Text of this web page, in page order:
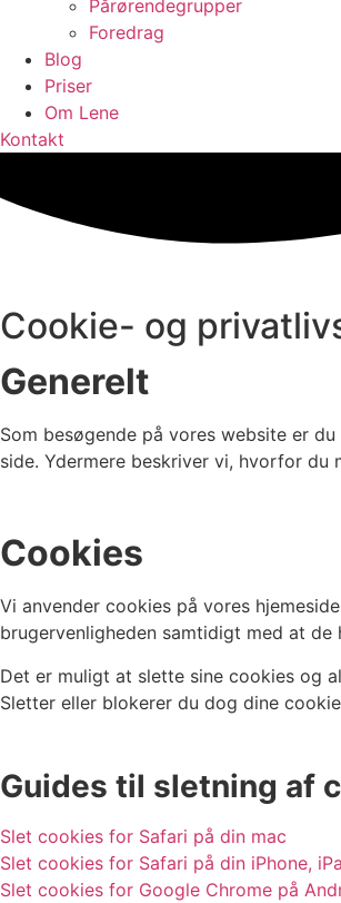
Pårørendegrupper
Foredrag
Blog
Priser
Om Lene
Kontakt
Cookie- og
Generelt
Som besøgende på vores website er
side. Ydermere beskriver vi, hvorfor
Cookies
Vi anvender cookies på vores
brugervenligheden samtidigt med at
Det er muligt at slette sine cookies og
Sletter eller blokerer du dog dine
Guides til sletning af
Slet cookies for Safari på din mac
Slet cookies for Safari på din iPhone,
Slet cookies for Google Chrome på